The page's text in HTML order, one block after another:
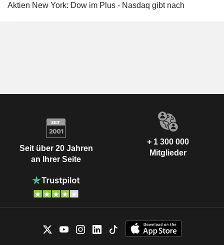
Aktien New York: Dow im Plus - Nasdaq gibt nach
Seit über 20 Jahren
an Ihrer Seite
+ 1 300 000
Mitglieder